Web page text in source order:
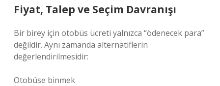
Fiyat, Talep ve Seçim Davranışı
Bir birey için otobüs ücreti yalnızca “ödenecek para”
değildir. Aynı zamanda alternatiflerin
değerlendirilmesidir:
Otobüse binmek